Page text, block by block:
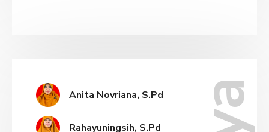
Anita Novriana, S.Pd
Rahayuningsih, S.Pd